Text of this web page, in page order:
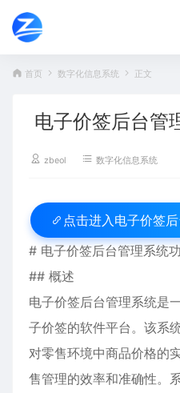
首页 数字化信息系统 正文
电子价签后台管
zbeol 数字化信息系统
点击进入 电子价签
# 电子价签后台管理系统
## 概述
电子价签后台管理系统是
子价签的软件平台。该系
对零售环境中商品价格的
售管理的效率和准确性。